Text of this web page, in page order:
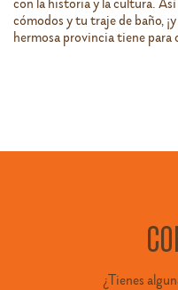
con la historia y la cultura.
cómodos y tu traje de baño,
hermosa provincia tiene para
¿Tienes